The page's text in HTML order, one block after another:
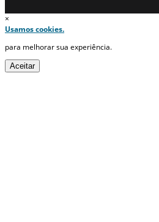
×
Usamos cookies.
para melhorar sua experiência.
Aceitar